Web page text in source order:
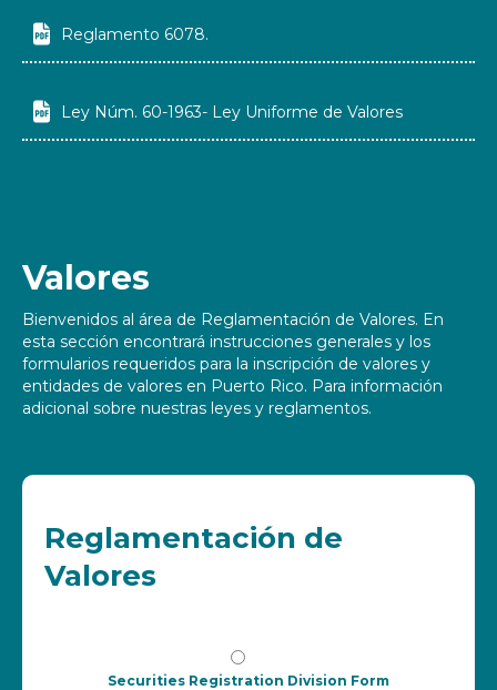
 Reglamento 6078.
 Ley Núm. 60-1963- Ley Uniforme de Valores
Valores
Bienvenidos al área de Reglamentación de Valores. En
esta sección encontrará instrucciones generales y los
formularios requeridos para la inscripción de valores y
entidades de valores en Puerto Rico. Para información
adicional sobre nuestras leyes y reglamentos.
Reglamentación de
Valores
Securities Registration Division Form